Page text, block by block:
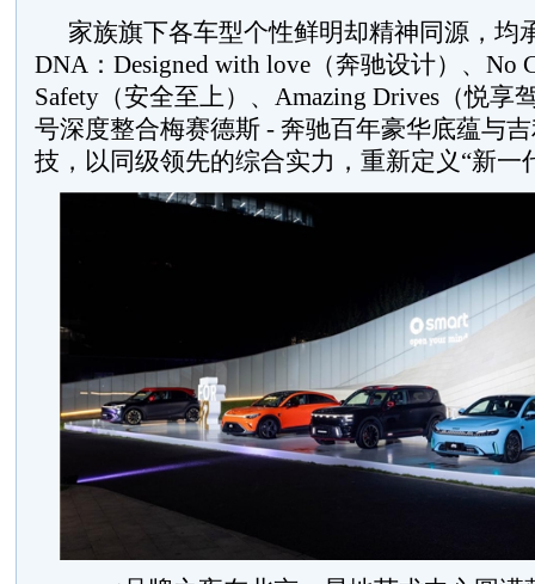
家族旗下各车型个性鲜明却精神同源，均
DNA：Designed with love（奔驰设计）、No
Safety（安全至上）、Amazing Drives（悦享
号深度整合梅赛德斯 - 奔驰百年豪华底蕴与
技，以同级领先的综合实力，重新定义“新一